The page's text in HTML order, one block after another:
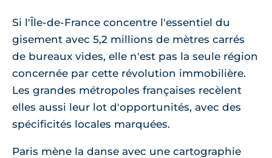
Si l'Île-de-France concentre l'essentiel du
gisement avec 5,2 millions de mètres carrés
de bureaux vides, elle n'est pas la seule région
concernée par cette révolution immobilière.
Les grandes métropoles françaises recèlent
elles aussi leur lot d'opportunités, avec des
spécificités locales marquées.
Paris mène la danse avec une cartographie